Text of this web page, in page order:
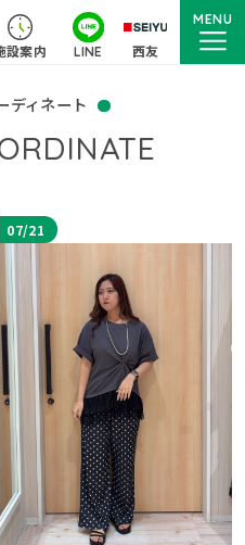
設案内 LINE 西友
MENU
ディネート
07/21